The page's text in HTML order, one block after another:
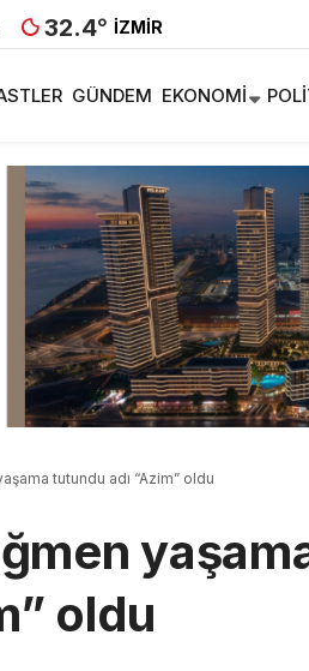
32.4° İZMIR
GÜNDEM EKONOMI
tutundu adı “Azim” oldu
oldu